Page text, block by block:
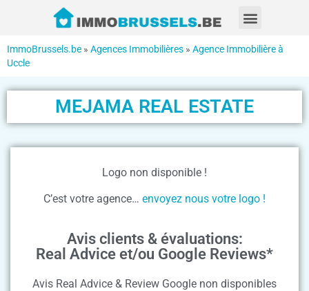
ImmoBrussels.be » Agences Immobilières » Agence Immobilière à
Uccle
MEJAMA REAL ESTATE
Logo non disponible !
C’est votre agence… envoyez nous votre logo !
Avis clients & évaluations:
Real Advice et/ou Google Reviews*
Avis Real Advice & Review Google non disponibles